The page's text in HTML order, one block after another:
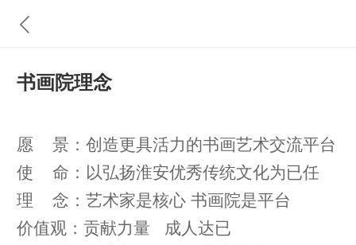
书画院理念
愿 景：创造更具活力的书画艺术交流平台
使 命：以弘扬淮安优秀传统文化为已任
理 念：艺术家是核心 书画院是平台
价值观：贡献力量 成人达已